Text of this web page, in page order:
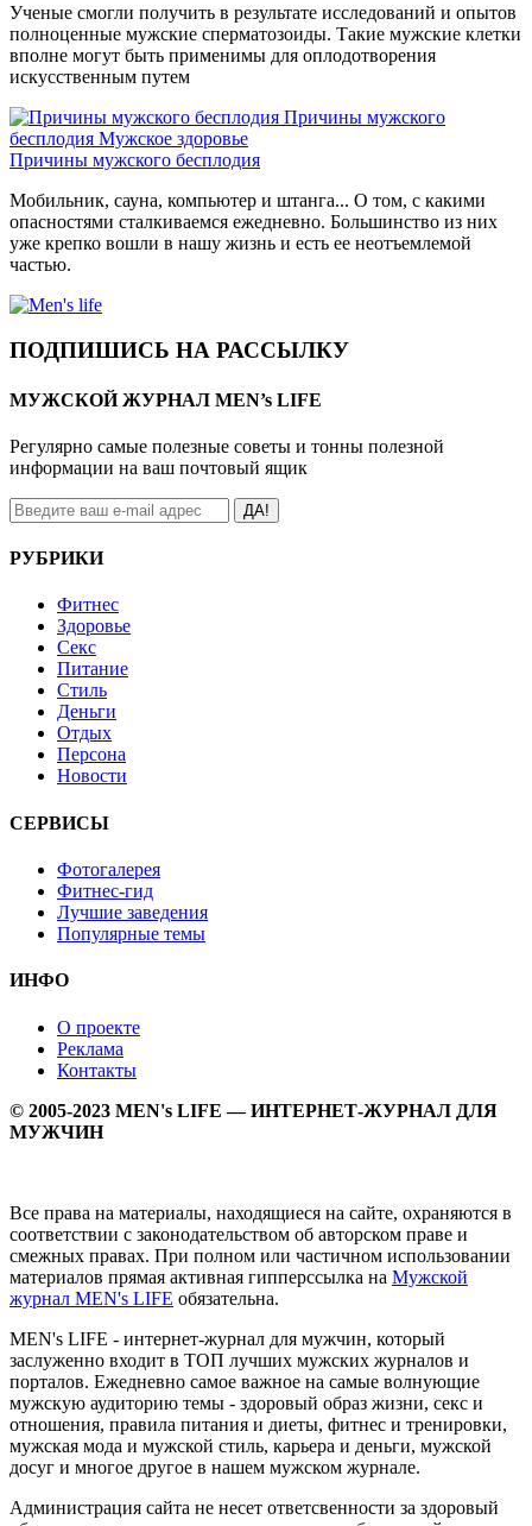
Ученые смогли получить в результате исследований и опытов
полноценные мужские сперматозоиды. Такие мужские клетки
вполне могут быть применимы для оплодотворения
искусственным путем
Причины мужского
бесплодия Мужское здоровье
Причины мужского бесплодия
Мобильник, сауна, компьютер и штанга... О том, с какими
опасностями сталкиваемся ежедневно. Большинство из них
уже крепко вошли в нашу жизнь и есть ее неотъемлемой
частью.
ПОДПИШИСЬ НА РАССЫЛКУ
МУЖСКОЙ ЖУРНАЛ MEN’s LIFE
Регулярно самые полезные советы и тонны полезной
информации на ваш почтовый ящик
ДА!
РУБРИКИ
Фитнес
Здоровье
Секс
Питание
Стиль
Деньги
Отдых
Персона
Новости
СЕРВИСЫ
Фотогалерея
Фитнес-гид
Лучшие заведения
Популярные темы
ИНФО
О проекте
Реклама
Контакты
© 2005-2023 MEN's LIFE — ИНТЕРНЕТ-ЖУРНАЛ ДЛЯ
МУЖЧИН
Все права на материалы, находящиеся на сайте, охраняются в
соответствии с законодательством об авторском праве и
смежных правах. При полном или частичном использовании
материалов прямая активная гипперссылка на Мужской
журнал MEN's LIFE обязательна.
MEN's LIFE - интернет-журнал для мужчин, который
заслуженно входит в ТОП лучших мужских журналов и
порталов. Ежедневно самое важное на самые волнующие
мужскую аудиторию темы - здоровый образ жизни, секс и
отношения, правила питания и диеты, фитнес и тренировки,
мужская мода и мужской стиль, карьера и деньги, мужской
досуг и многое другое в нашем мужском журнале.
Администрация сайта не несет ответсвенности за здоровый